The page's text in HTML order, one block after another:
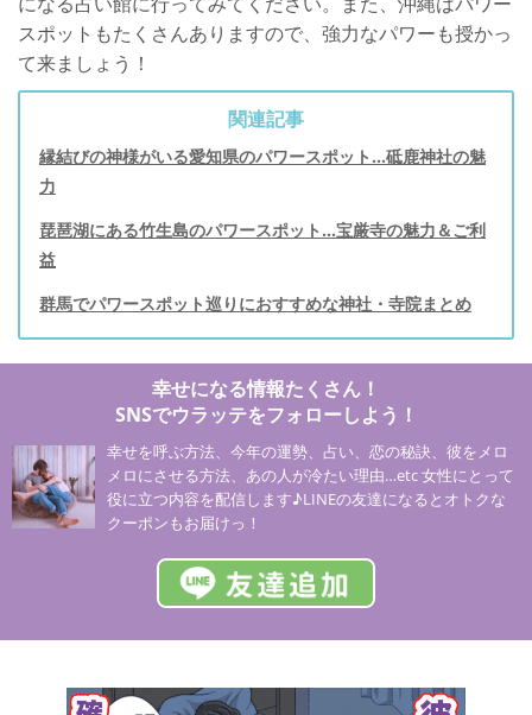
スポットもたくさんありますので、強力なパワーも授かっ
て来ましょう！
関連記事
縁結びの神様がいる愛知県のパワースポット…砥鹿神社の魅
力
琵琶湖にある竹生島のパワースポット…宝厳寺の魅力＆ご利
益
群馬でパワースポット巡りにおすすめな神社・寺院まとめ
幸せになる情報たくさん！
SNSでウラッテをフォローしよう！
幸せを呼ぶ方法、今年の運勢、占い、恋の秘訣、彼をメロ
メロにさせる方法、あの人が冷たい理由…etc 女性にとって
役に立つ内容を配信します♪LINEの友達になるとオトクな
クーポンもお届けっ！